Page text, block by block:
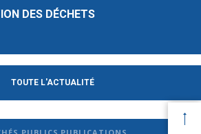
DES DÉCHETS
TOUTE L'ACTUALITÉ